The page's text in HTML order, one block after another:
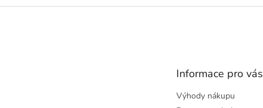
Z
Informace pro vás
Výhody nákupu